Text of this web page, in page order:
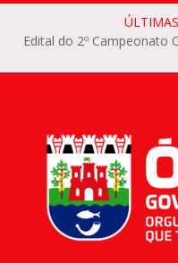
Edital do 2º Campeonato